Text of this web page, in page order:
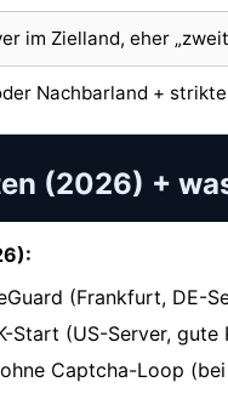
im Zielland, eher
Nachbarland +
(2026) +
(Frankfurt, DE-
Start (US-Server, gute
Captcha-Loop